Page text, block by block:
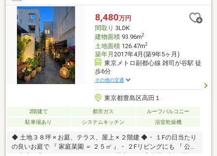
8,480万円
間取り 3LDK
建物面積93.96m2
土地面積126.47m2
築年月 2017年4月(築9年5ヶ月)
東京メトロ副都心線 雑司が谷駅 徒
歩6分
その他の交通
東京都豊島区高田１
2階建て 都市ガス
ルーフバルコニー
駐車場あり
システムキッチン 浴室乾燥機
◆ 土地３８坪 × お庭、テラス、屋上 × ２階建 ◆・ １Fの日当たり
の良いお庭で 『 家庭菜園 ＝ ２５㎡ 』・ ２Fリビングにも 『 公園